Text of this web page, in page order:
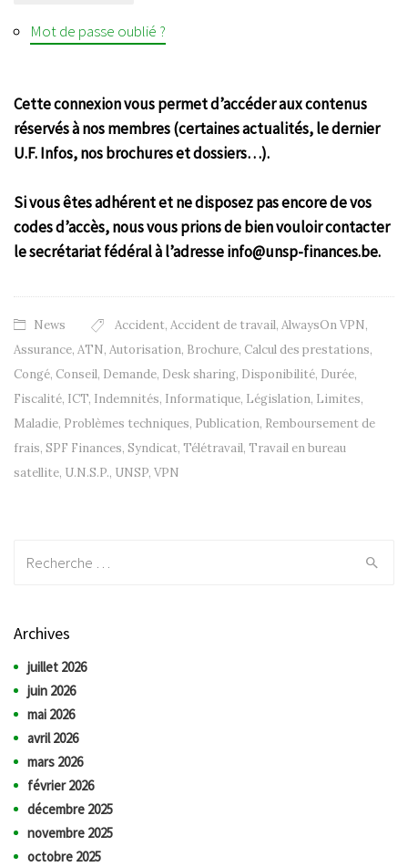
Mot de passe oublié ?
Cette connexion vous permet d’accéder aux contenus
réservés à nos membres (certaines actualités, le dernier
U.F. Infos, nos brochures et dossiers…).
Si vous êtes adhérent et ne disposez pas encore de vos
codes d’accès, nous vous prions de bien vouloir contacter
le secrétariat fédéral à l’adresse info@unsp-finances.be.
News Accident, Accident de travail, AlwaysOn VPN,
Assurance, ATN, Autorisation, Brochure, Calcul des prestations,
Congé, Conseil, Demande, Desk sharing, Disponibilité, Durée,
Fiscalité, ICT, Indemnités, Informatique, Législation, Limites,
Maladie, Problèmes techniques, Publication, Remboursement de
frais, SPF Finances, Syndicat, Télétravail, Travail en bureau
satellite, U.N.S.P., UNSP, VPN
Archives
juillet 2026
juin 2026
mai 2026
avril 2026
mars 2026
février 2026
décembre 2025
novembre 2025
octobre 2025